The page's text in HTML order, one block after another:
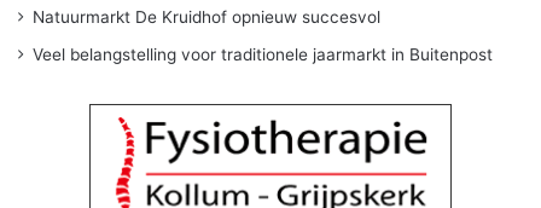
Natuurmarkt De Kruidhof opnieuw succesvol
Veel belangstelling voor traditionele jaarmarkt in Buitenpost